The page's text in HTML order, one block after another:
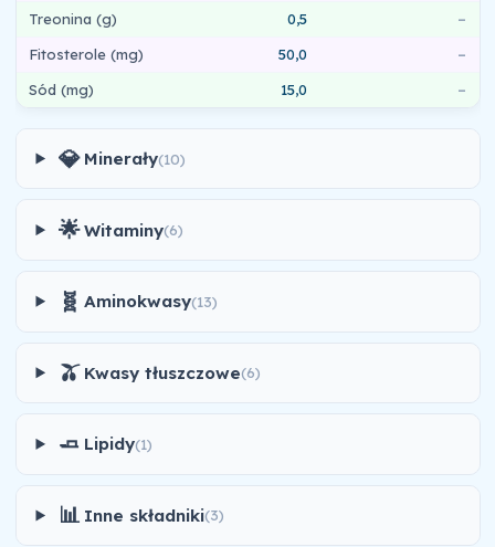
Treonina (g)
0,5
–
Fitosterole (mg)
50,0
–
Sód (mg)
15,0 –
💎 Minerały(10)
🌟 Witaminy(6)
🧬 Aminokwasy(13)
🫒 Kwasy tłuszczowe(6)
🧈 Lipidy(1)
📊 Inne składniki(3)